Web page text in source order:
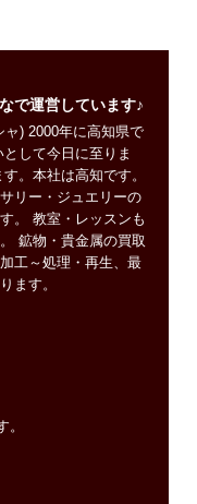
で運営しています♪
) 2000年に高知県で
して今日に至りま
。本社は高知です。
リー・ジュエリーの
。 教室・レッスンも
鉱物・貴金属の買取
工～処理・再生、最
ます。
。